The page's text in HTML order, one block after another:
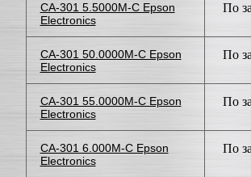
CA-301 5.5000M-C Epson
Electronics
По
CA-301 50.0000M-C Epson
Electronics
По
CA-301 55.0000M-C Epson
Electronics
По
CA-301 6.000M-C Epson
Electronics
По